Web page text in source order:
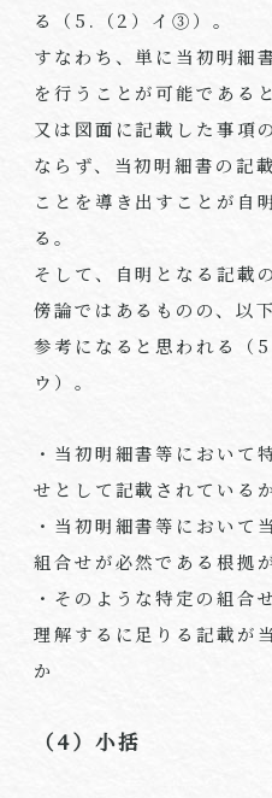
る（ 5. （2 ）イ③）。
すなわち、単に当初明細
を行うことが可能である
又は図面に記載した事項
ならず、当初明細書の記
ことを導き出すことが自
る。
そして、自明となる記載
傍論ではあるものの、以
参考になると思われる（
ウ）。
・当初明細書等において
せとして記載されている
・当初明細書等において
組合せが必然である根拠
・そのような特定の組合
理解するに足りる記載が
か
（4）小括